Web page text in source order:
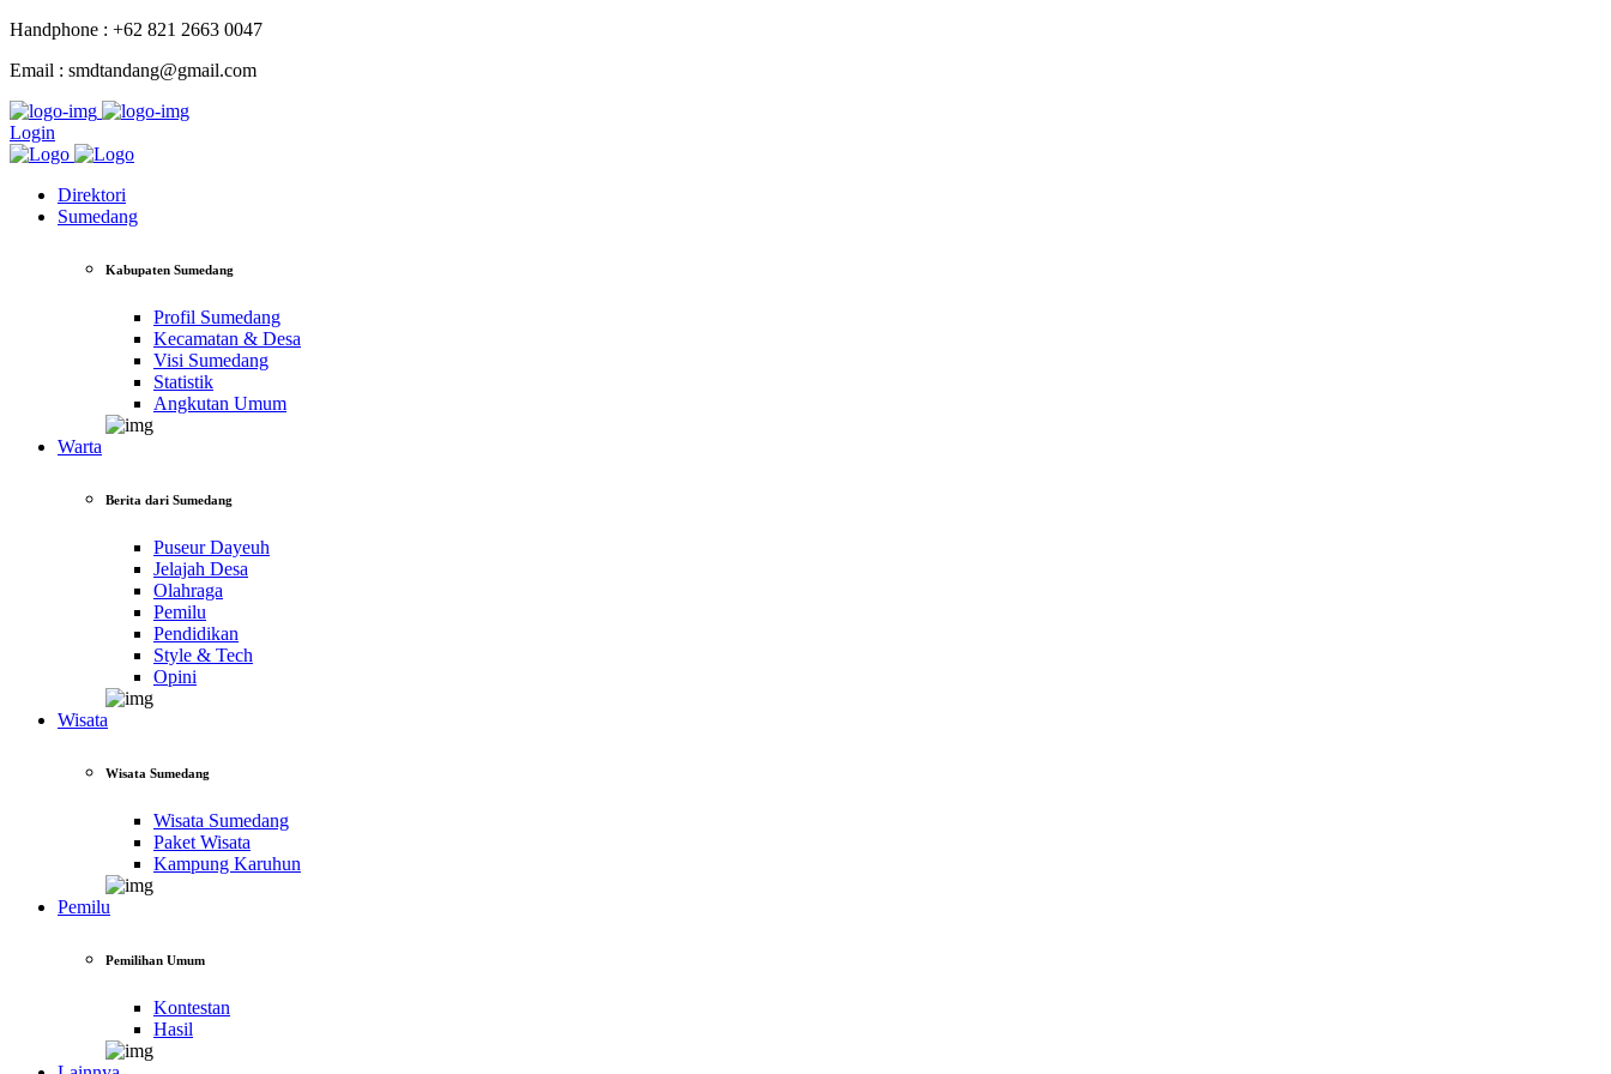
Handphone : +62 821 2663 0047
Email : smdtandang@gmail.com
Login
Direktori
Sumedang
Kabupaten Sumedang
Profil Sumedang
Kecamatan & Desa
Visi Sumedang
Statistik
Angkutan Umum
Warta
Berita dari Sumedang
Puseur Dayeuh
Jelajah Desa
Olahraga
Pemilu
Pendidikan
Style & Tech
Opini
Wisata
Wisata Sumedang
Wisata Sumedang
Paket Wisata
Kampung Karuhun
Pemilu
Pemilihan Umum
Kontestan
Hasil